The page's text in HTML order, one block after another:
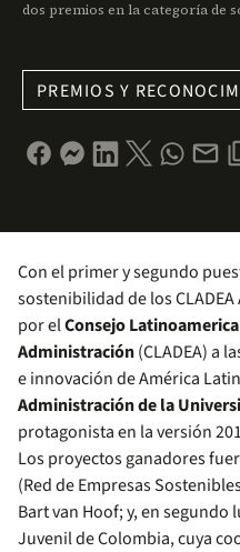
dos premios en la categoría de
PREMIOS Y
Con el primer y segundo
sostenibilidad de los
por elConsejo
Administración(CLADEA) a
e innovación de América
Administración de la
protagonista en la versión
Los proyectos ganadores
(Red de Empresas
Bart van Hoof; y, en segundo
Juvenil de Colombia, cuya